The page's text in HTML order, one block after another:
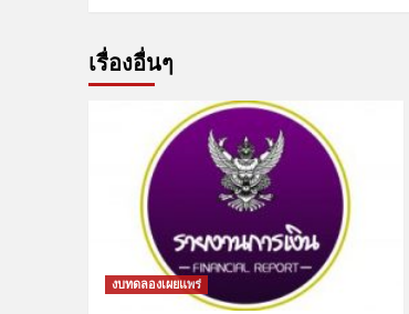
เรื่องอื่นๆ
งบทดลองเผยแพร่